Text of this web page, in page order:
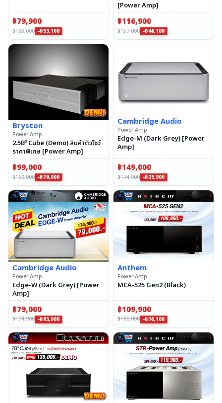
฿79,900
฿133,000 -฿53,100
[Power Amp]
฿116,900
฿157,000 -฿40,100
Bryston
Power Amp
2.5B³ Cube (Demo) สินค้าตัวโชว์
ราคาพิเศษ [Power Amp]
฿99,000
฿169,000 -฿70,000
Cambridge Audio
Power Amp
Edge-M (Dark Grey) [Power
Amp]
฿149,000
฿174,900 -฿25,900
Cambridge Audio
Power Amp
Edge-W (Dark Grey) [Power
Amp]
฿79,000
฿174,900 -฿95,900
Anthem
Power Amp
MCA-525 Gen2 (Black)
฿109,900
฿186,000 -฿76,100